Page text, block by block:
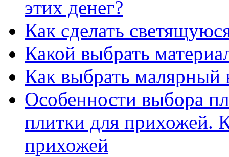
этих денег?
Как сделать
Какой выбрать
Как выбрать малярный
Особенности выбора
плитки для прихожей.
прихожей